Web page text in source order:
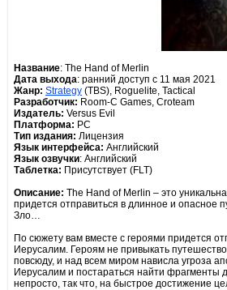
Название: The Hand of Merlin
Дата выхода: ранний доступ с 11 мая 2021
Жанр: Strategy (TBS), Roguelite, Tactical
Разработчик: Room-C Games, Croteam
Издатель: Versus Evil
Платформа: PC
Тип издания: Лицензия
Язык интерфейса: Английский
Язык озвучки: Английский
Таблетка: Присутствует (FLT)
Описание: The Hand of Merlin – это
придется отправиться в длинное и опасное
Зло…
По сюжету вам вместе с героями придется
Иерусалим. Героям не привыкать
повсюду, и над всем миром нависла угроза
Иерусалим и постараться найти фрагменты
непросто, так что, на быстрое достижение